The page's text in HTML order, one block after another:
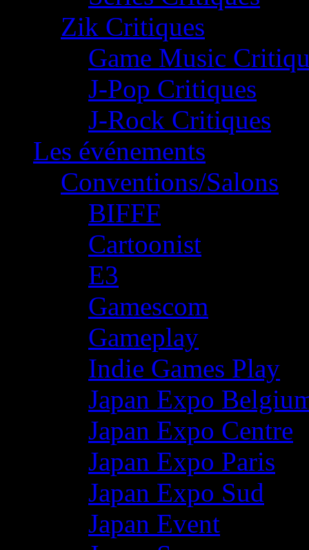
Zik Critiques
Game Music
J-Pop Critiques
J-Rock Critiques
Les événements
Conventions/Salons
BIFFF
Cartoonist
E3
Gamescom
Gameplay
Indie Games Play
Japan Expo
Japan Expo Centre
Japan Expo Paris
Japan Expo Sud
Japan Event